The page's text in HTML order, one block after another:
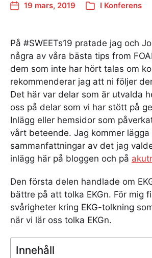
19 mars, 2019 I Konferens
På #SWEETs19 pratade jag och
några av våra bästa tips from
dem som inte har hört talas om
rekommenderar jag att ni följer
Det här var delar som är utvalda
oss på delar som vi har stött på
Inlägg eller hemsidor som
vårt beteende. Jag kommer
sammanfattningar av det jag
inlägg här på bloggen och på
Den första delen handlade om
bättre på att tolka EKGn. För mig
svårigheter kring EKG-tolkning
när vi lär oss tolka EKGn.
Innehåll